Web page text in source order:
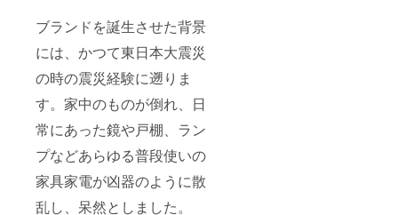
ブランドを誕生させた背景
には、かつて東日本大震災
の時の震災経験に遡りま
す。家中のものが倒れ、日
常にあった鏡や戸棚、ラン
プなどあらゆる普段使いの
家具家電が凶器のように散
乱し、呆然としました。